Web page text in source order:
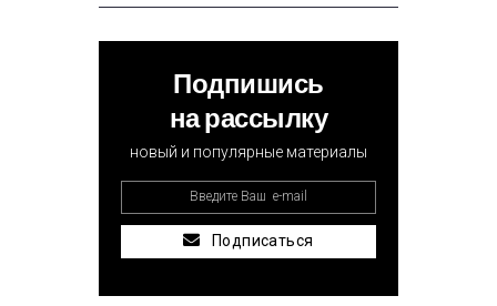
Подпишись
на рассылку
новый и популярные материалы
Подписаться